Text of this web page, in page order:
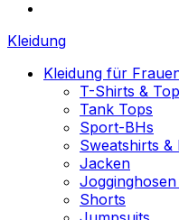
Kleidung
Kleidung für
T-Shirts &
Tank Tops
Sport-BHs
Sweatshirts &
Jacken
Shorts